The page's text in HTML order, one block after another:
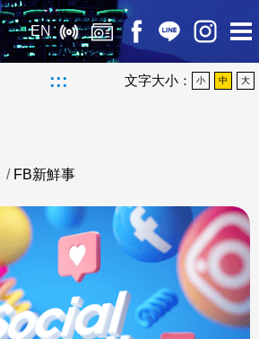
EN
::: 文字大小： 小 中 大
/ FB新鮮事